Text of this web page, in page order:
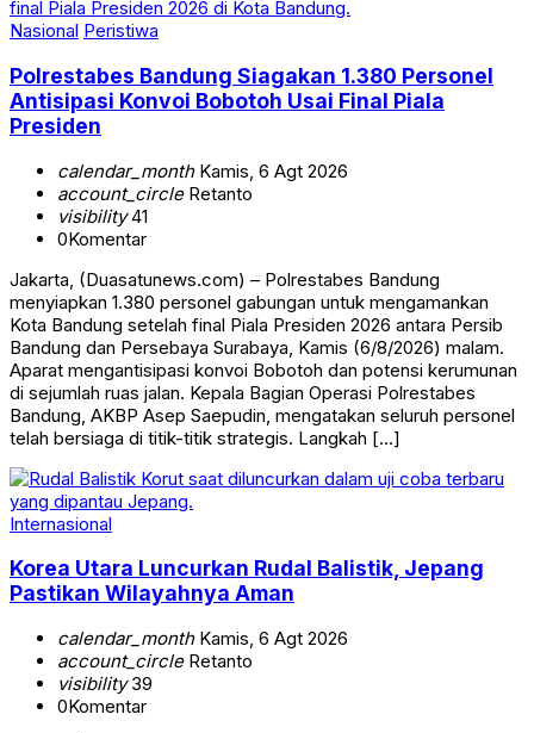
Nasional Peristiwa
Polrestabes Bandung Siagakan 1.380 Personel
Antisipasi Konvoi Bobotoh Usai Final Piala
Presiden
calendar_monthKamis, 6 Agt 2026
account_circleRetanto
visibility41
0Komentar
Jakarta, (Duasatunews.com) – Polrestabes Bandung
menyiapkan 1.380 personel gabungan untuk mengamankan
Kota Bandung setelah final Piala Presiden 2026 antara Persib
Bandung dan Persebaya Surabaya, Kamis (6/8/2026) malam.
Aparat mengantisipasi konvoi Bobotoh dan potensi kerumunan
di sejumlah ruas jalan. Kepala Bagian Operasi Polrestabes
Bandung, AKBP Asep Saepudin, mengatakan seluruh personel
telah bersiaga di titik-titik strategis. Langkah […]
Internasional
Korea Utara Luncurkan Rudal Balistik, Jepang
Pastikan Wilayahnya Aman
calendar_monthKamis, 6 Agt 2026
account_circleRetanto
visibility39
0Komentar